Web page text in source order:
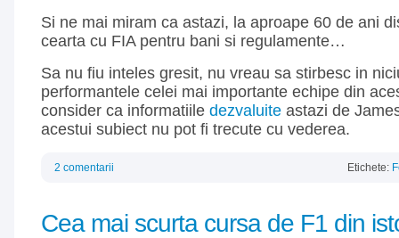
Si ne mai miram ca astazi, la aproape 60 de ani
cearta cu FIA pentru bani si regulamente…
Sa nu fiu inteles gresit, nu vreau sa stirbesc in
performantele celei mai importante echipe din
consider ca informatiile dezvaluite astazi de
acestui subiect nu pot fi trecute cu vederea.
2 comentarii Etichete:
Cea mai scurta cursa de F1 din